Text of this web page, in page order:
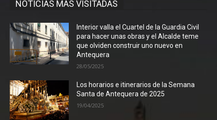
NOTICIAS MÁS VISITADAS
Interior valla el Cuartel de la Guardia Civil
para hacer unas obras y el Alcalde teme
que olviden construir uno nuevo en
Antequera
28/05/2025
Los horarios e itinerarios de la Semana
Santa de Antequera de 2025
19/04/2025